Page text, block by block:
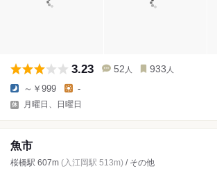
3.23 52 人 933 人
～￥999 -
月曜日、日曜日
魚市
桜橋駅 607m (入江岡駅 513m) / その他